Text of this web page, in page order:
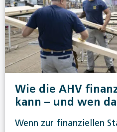
Wie die AHV
kann – und wen
Wenn zur finanziellen